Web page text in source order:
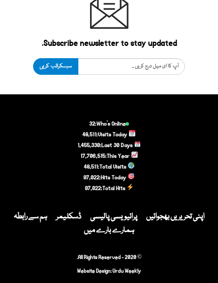
Subscribe newsletter to stay updated.
سبسکرائب کریں
Who's Online:
32
Visits Today:
48,511
Last 30 Days:
1,455,330
This Year:
17,706,515
Total Visits:
48,511
Hits Today:
97,022
Total Hits:
97,022
اپنی تحریریں بھجوائیں پرائیویسی پالیسی ڈسکلیمر
ہم سے رابطہ
ہمارے بارے میں
© 2020 - All Rights Reserved.
Website Design:Urdu Weekly